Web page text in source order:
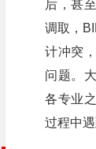
后，甚
调取，
计冲突
问题。
各专业
过程中